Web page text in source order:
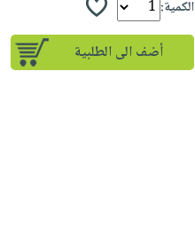
الكمية:
أضف الى الطلبية